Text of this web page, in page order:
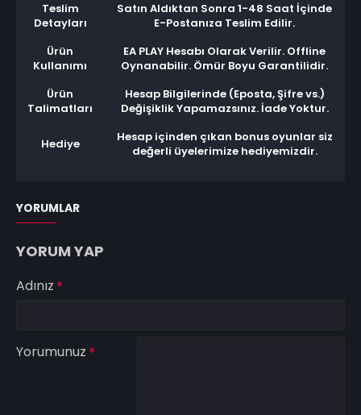
Teslim
Detayları
Satın Aldıktan Sonra 1-48 Saat İçinde
E-Postanıza Teslim Edilir.
Ürün
Kullanımı
EA PLAY Hesabı Olarak Verilir. Offline
Oynanabilir. Ömür Boyu Garantilidir.
Ürün
Talimatları
Hesap Bilgilerinde (Eposta, Şifre vs.)
Değişiklik Yapamazsınız. İade Yoktur.
Hediye
Hesap içinden çıkan bonus oyunlar siz
değerli üyelerimize hediyemizdir.
YORUMLAR
YORUM YAP
Adınız
Yorumunuz